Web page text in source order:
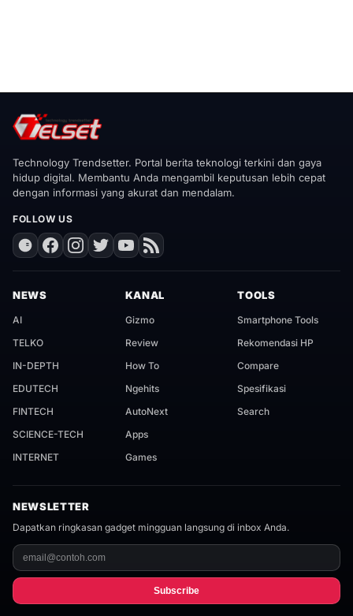
Technology Trendsetter. Portal berita teknologi terkini dan gaya
hidup digital. Membantu Anda mengambil keputusan lebih cepat
dengan informasi yang akurat dan mendalam.
FOLLOW US
NEWS
AI
TELKO
IN-DEPTH
EDUTECH
FINTECH
SCIENCE-TECH
INTERNET
KANAL
Gizmo
Review
How To
Ngehits
AutoNext
Apps
Games
TOOLS
Smartphone Tools
Rekomendasi HP
Compare
Spesifikasi
Search
NEWSLETTER
Dapatkan ringkasan gadget mingguan langsung di inbox Anda.
Subscribe